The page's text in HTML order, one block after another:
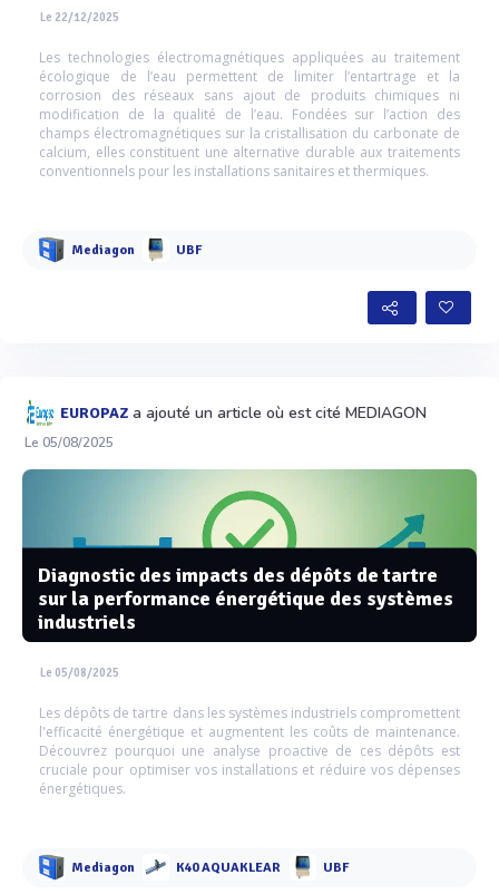
Le 22/12/2025
Les technologies électromagnétiques appliquées au traitement
écologique de l’eau permettent de limiter l’entartrage et la
corrosion des réseaux sans ajout de produits chimiques ni
modification de la qualité de l’eau. Fondées sur l’action des
champs électromagnétiques sur la cristallisation du carbonate de
calcium, elles constituent une alternative durable aux traitements
conventionnels pour les installations sanitaires et thermiques.
Mediagon UBF
EUROPAZ a ajouté un article où est cité MEDIAGON
Le 05/08/2025
Diagnostic des impacts des dépôts de tartre
sur la performance énergétique des systèmes
industriels
Le 05/08/2025
Les dépôts de tartre dans les systèmes industriels compromettent
l'efficacité énergétique et augmentent les coûts de maintenance.
Découvrez pourquoi une analyse proactive de ces dépôts est
cruciale pour optimiser vos installations et réduire vos dépenses
énergétiques.
Mediagon K40 AQUAKLEAR UBF